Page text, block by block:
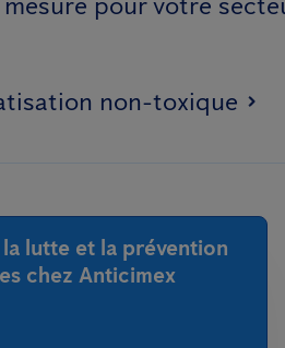
non-toxique
la lutte et la prévention
chez Anticimex